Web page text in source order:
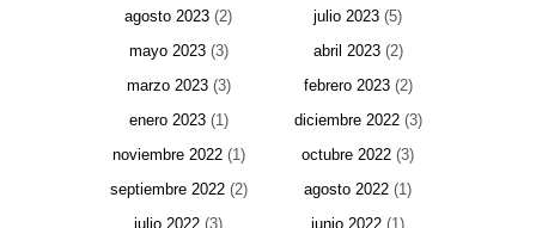
agosto 2023 (2) julio 2023 (5)
mayo 2023(3) abril 2023(2)
marzo 2023(3) febrero 2023(2)
enero 2023(1) diciembre 2022(3)
noviembre 2022(1) octubre 2022 (3)
septiembre 2022(2) agosto 2022 (1)
julio 2022 (3) junio 2022 (1)